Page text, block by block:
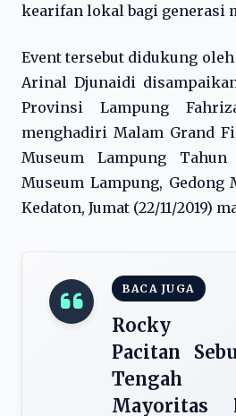
kearifan lokal bagi generasi
Event tersebut didukung
Arinal Djunaidi
Provinsi Lampung
menghadiri Malam Grand
Museum Lampung
Museum Lampung, Gedong
Kedaton, Jumat (22/11/2019)
BACA JUGA
Rocky
Pacitan
Tengah
Mayoritas